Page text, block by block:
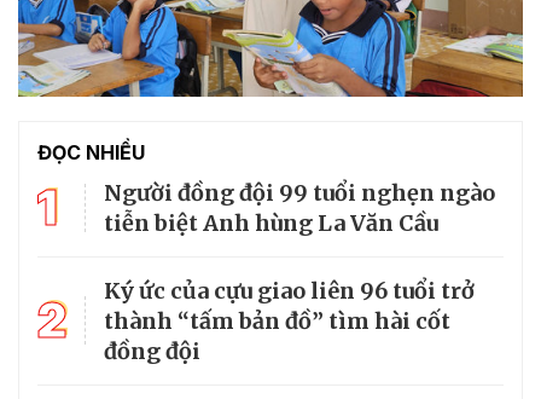
ĐỌC NHIỀU
1
Người đồng đội 99 tuổi nghẹn ngào
tiễn biệt Anh hùng La Văn Cầu
2
Ký ức của cựu giao liên 96 tuổi trở
thành “tấm bản đồ” tìm hài cốt
đồng đội